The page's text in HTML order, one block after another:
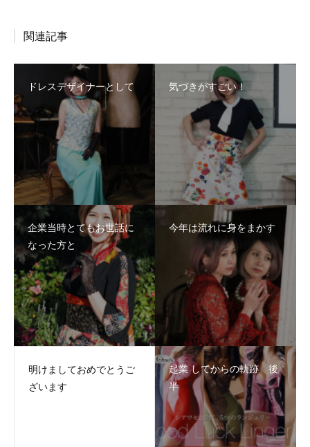
関連記事
ドレスデザイナーとして 気づきがすごい！
企業当時とてもお世話に
なった方と
今年は流れに身をまかす
明けましておめでとうご
ざいます
起業 してからの軌跡 後
半